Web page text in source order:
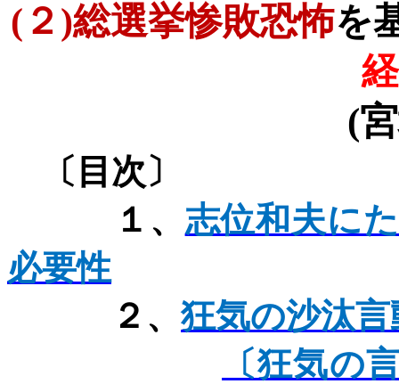
( ２ )総選挙惨敗恐怖を
(
〔目次〕
１、 志位和夫に
必要性
２、狂気の沙汰
〔狂気の